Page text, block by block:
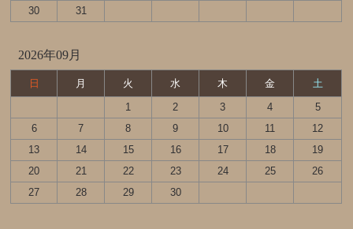
30
31
2026年09月
日 月 火 水 木 金
土
1
2 3 4
5
6
7 8 9 10 11
12
13
14 15 16 17 18
19
20
21 22 23 24 25
26
27
28 29 30